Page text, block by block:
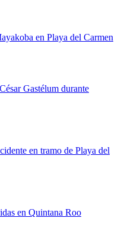
en Playa del Carmen
Gastélum durante
en tramo de Playa del
en Quintana Roo